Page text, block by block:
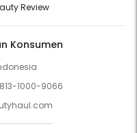
Review
Konsumen
1000-9066